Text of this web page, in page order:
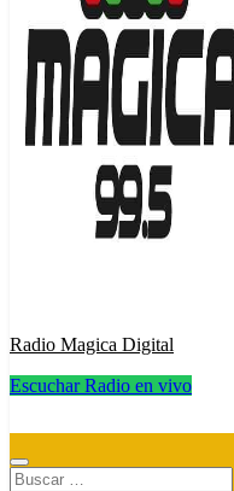
Radio Magica Digital
Escuchar Radio en vivo
Buscar: